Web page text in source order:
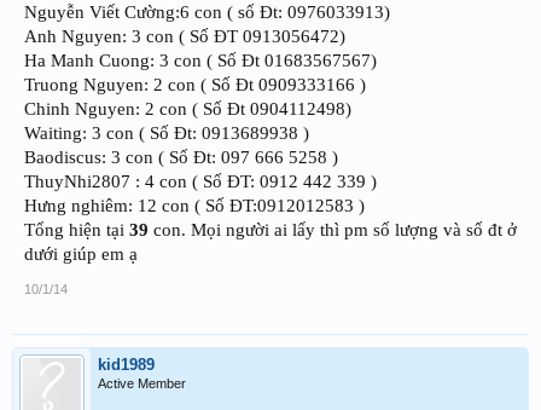
Nguyễn Viết Cường:6 con ( số Đt: 0976033913)
Anh Nguyen: 3 con ( Số ĐT 0913056472)
Ha Manh Cuong: 3 con ( Số Đt 01683567567)
Truong Nguyen: 2 con ( Số Đt 0909333166 )
Chinh Nguyen: 2 con ( Số Đt 0904112498)
Waiting: 3 con ( Số Đt: 0913689938 )
Baodiscus: 3 con ( Số Đt: 097 666 5258 )
ThuyNhi2807 : 4 con ( Số ĐT: 0912 442 339 )
Hưng nghiêm: 12 con ( Số ĐT:0912012583 )
Tổng hiện tại 39 con. Mọi người ai lấy thì pm số lượng và số đt ở
dưới giúp em ạ
10/1/14
kid1989
Active Member